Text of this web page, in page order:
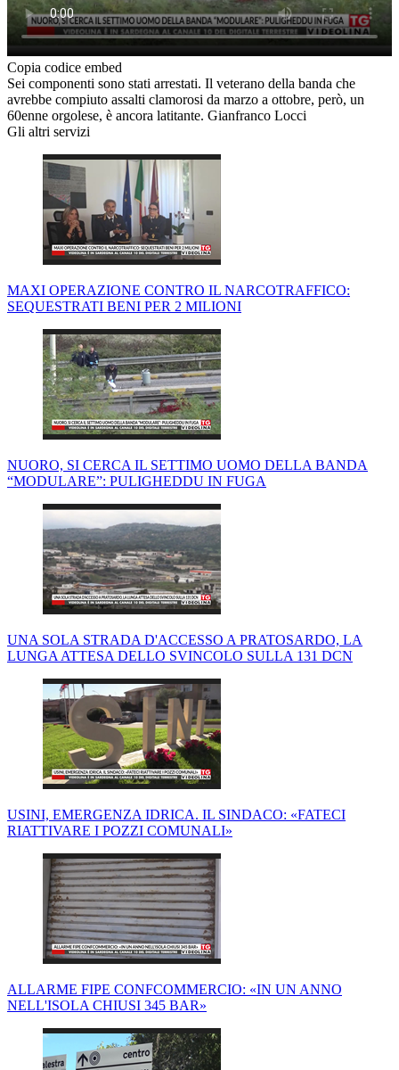
Copia codice embed
Sei componenti sono stati arrestati. Il veterano della banda che
avrebbe compiuto assalti clamorosi da marzo a ottobre, però, un
60enne orgolese, è ancora latitante. Gianfranco Locci
Gli altri servizi
MAXI OPERAZIONE CONTRO IL NARCOTRAFFICO:
SEQUESTRATI BENI PER 2 MILIONI
NUORO, SI CERCA IL SETTIMO UOMO DELLA BANDA
“MODULARE”: PULIGHEDDU IN FUGA
UNA SOLA STRADA D'ACCESSO A PRATOSARDO, LA
LUNGA ATTESA DELLO SVINCOLO SULLA 131 DCN
USINI, EMERGENZA IDRICA. IL SINDACO: «FATECI
RIATTIVARE I POZZI COMUNALI»
ALLARME FIPE CONFCOMMERCIO: «IN UN ANNO
NELL'ISOLA CHIUSI 345 BAR»